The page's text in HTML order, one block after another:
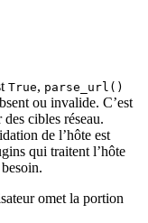
True, parse_url()
ou invalide. C’est
cibles réseau.
de l’hôte est
qui traitent l’hôte
omet la portion